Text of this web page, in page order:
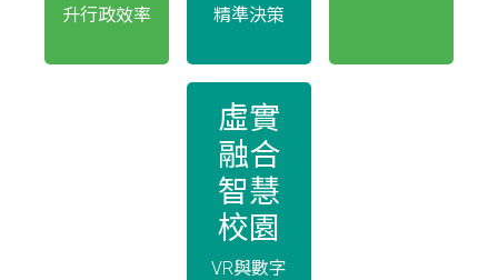
升行政效率
精準決策
虛實
融合
智慧
校園
VR與數字